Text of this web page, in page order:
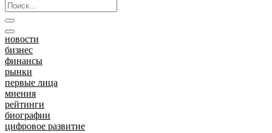
новости
бизнес
финансы
рынки
первые лица
мнения
рейтинги
биографии
цифровое развитие